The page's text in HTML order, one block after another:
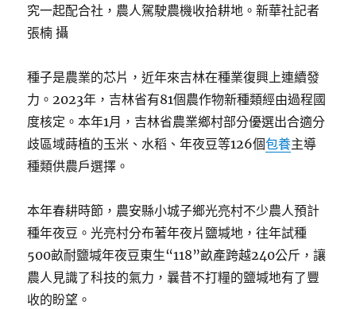
究一起配合社，農人駕駛農機收拾耕地。新華社記者
張楠 攝
種子是農業的芯片，近年來吉林在種業復興上連續發
力。2023年，吉林省有81個農作物新種類經由過程國
度核定。本年1月，吉林省農業鄉村部分優選出合適分
歧區域蒔植的玉米、水稻、年夜豆等126個包養主導
種類供農戶選擇。
本年春耕時節，農安縣小城子鄉光亮村不少農人預計
種年夜豆。光亮村分布著年夜片鹽堿地，往年試種
500畝耐鹽堿年夜豆東生“118”畝產跨越240公斤，讓
農人見識了科技的氣力，曩昔不打糧的鹽堿地有了豐
收的盼望。